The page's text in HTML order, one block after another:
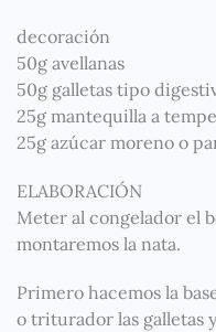
decoración
50g avellanas
50g galletas tipo
25g mantequilla a
25g azúcar moreno o
ELABORACIÓN
Meter al congelador el
montaremos la nata.
Primero hacemos la
o triturador las galletas